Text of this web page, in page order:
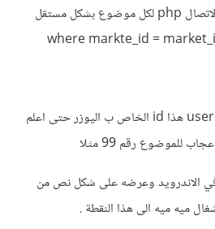
select count في ملف الاتصال php لكل موضوع بشكل مستقل
مع العلم ان حقل useridsessin هذا id الخاص ب اليوزر حتى اعلم
الاندرويد وعرضه على شكل نص من